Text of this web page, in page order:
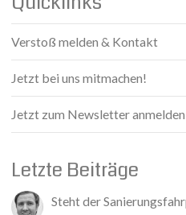
Verstoß melden & Kontakt
Jetzt bei uns mitmachen!
Jetzt zum Newsletter
Letzte Beiträge
Steht der